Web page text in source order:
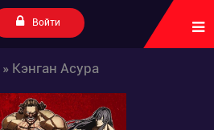
Войти
» Кэнган Асура